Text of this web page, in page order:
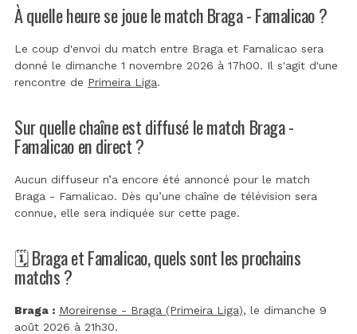
À quelle heure se joue le match Braga - Famalicao ?
Le coup d'envoi du match entre Braga et Famalicao sera
donné le dimanche 1 novembre 2026 à 17h00. Il s'agit d'une
rencontre de Primeira Liga.
Sur quelle chaîne est diffusé le match Braga -
Famalicao en direct ?
Aucun diffuseur n’a encore été annoncé pour le match
Braga - Famalicao. Dès qu’une chaîne de télévision sera
connue, elle sera indiquée sur cette page.
🗓️ Braga et Famalicao, quels sont les prochains
matchs ?
Braga : Moreirense - Braga (Primeira Liga), le dimanche 9
août 2026 à 21h30.